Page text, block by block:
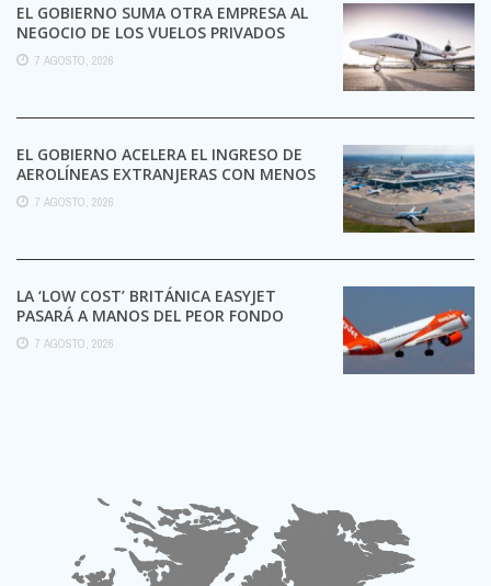
EL GOBIERNO SUMA OTRA EMPRESA AL
NEGOCIO DE LOS VUELOS PRIVADOS
7 AGOSTO, 2026
EL GOBIERNO ACELERA EL INGRESO DE
AEROLÍNEAS EXTRANJERAS CON MENOS
TRÁMITES
7 AGOSTO, 2026
LA ‘LOW COST’ BRITÁNICA EASYJET
PASARÁ A MANOS DEL PEOR FONDO
POSIBLE:
7 AGOSTO, 2026